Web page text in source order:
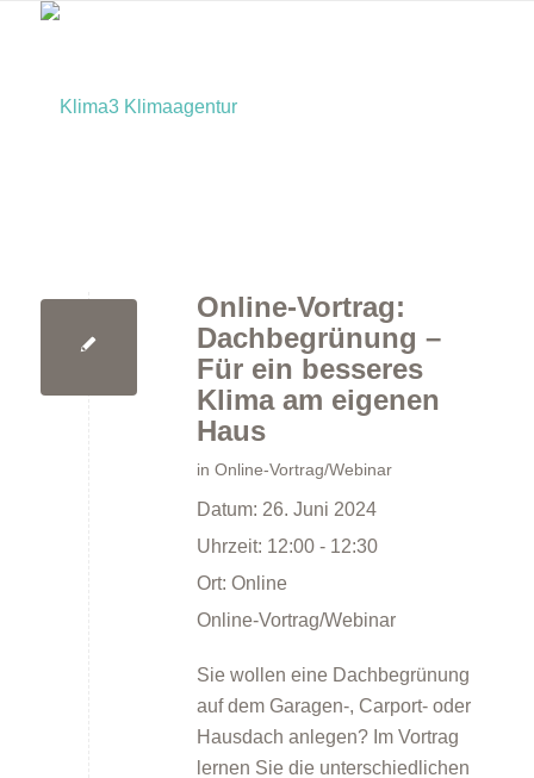
Online-Vortrag:
Dachbegrünung –
Für ein besseres
Klima am eigenen
Haus
in Online-Vortrag/Webinar
Datum: 26. Juni 2024
Uhrzeit: 12:00 - 12:30
Ort: Online
Online-Vortrag/Webinar
Sie wollen eine Dachbegrünung
auf dem Garagen-, Carport- oder
Hausdach anlegen? Im Vortrag
lernen Sie die unterschiedlichen